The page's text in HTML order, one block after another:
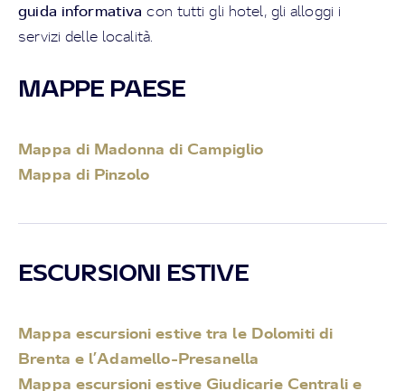
guida informativa con tutti gli hotel, gli alloggi i
servizi delle località.
MAPPE PAESE
Mappa di Madonna di Campiglio
Mappa di Pinzolo
ESCURSIONI ESTIVE
Mappa escursioni estive tra le Dolomiti di
Brenta e l’Adamello-Presanella
Mappa escursioni estive Giudicarie Centrali e